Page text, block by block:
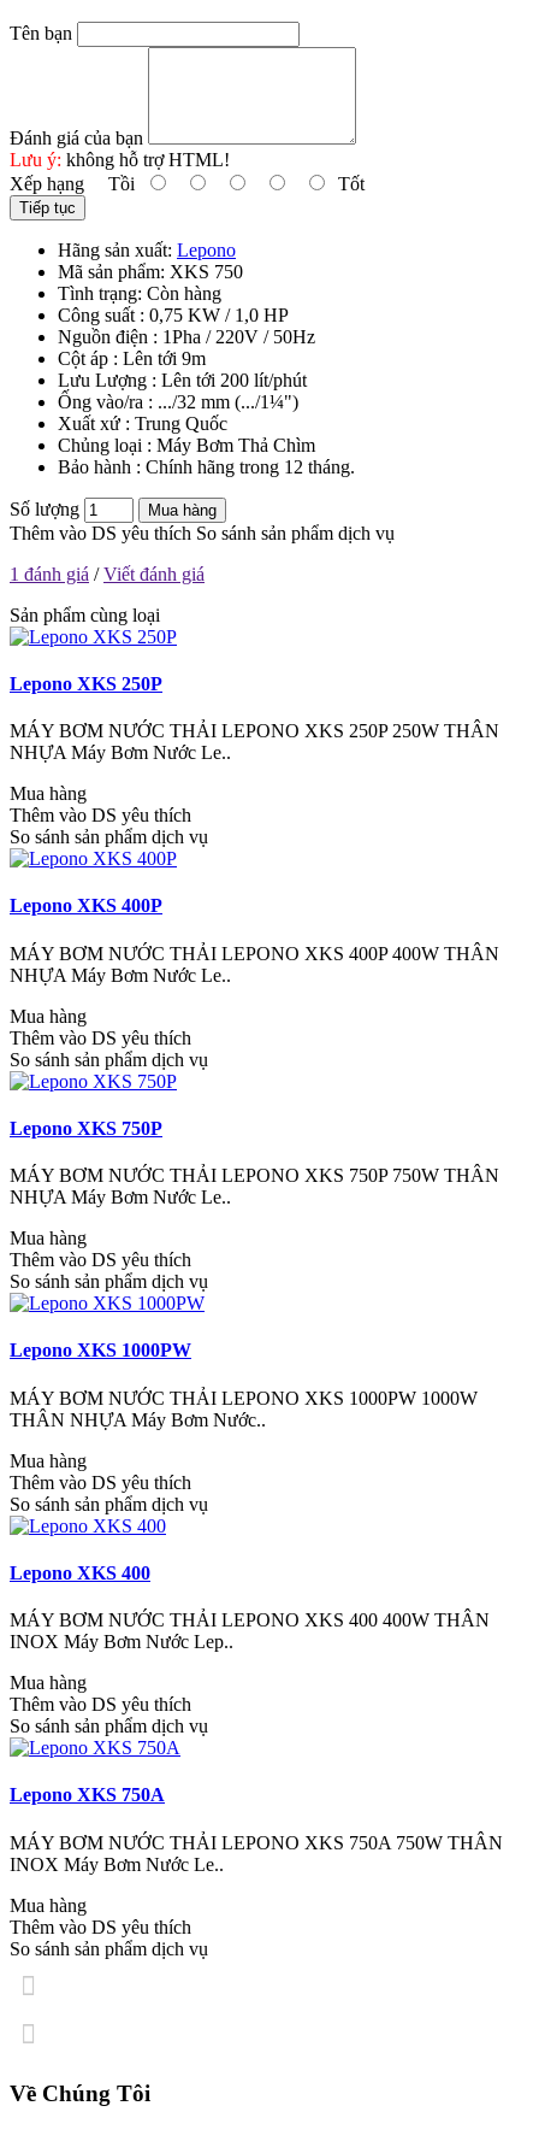
Tên bạn
Đánh giá của bạn
Lưu ý: không hỗ trợ HTML!
Xếp hạng Tồi Tốt
Tiếp tục
Hãng sản xuất: Lepono
Mã sản phẩm: XKS 750
Tình trạng: Còn hàng
Công suất : 0,75 KW / 1,0 HP
Nguồn điện : 1Pha / 220V / 50Hz
Cột áp : Lên tới 9m
Lưu Lượng : Lên tới 200 lít/phút
Ống vào/ra : .../32 mm (.../1¼")
Xuất xứ : Trung Quốc
Chủng loại : Máy Bơm Thả Chìm
Bảo hành : Chính hãng trong 12 tháng.
Số lượng Mua hàng
Thêm vào DS yêu thích So sánh sản phẩm dịch vụ
1 đánh giá /Viết đánh giá
Sản phẩm cùng loại
Lepono XKS 250P
MÁY BƠM NƯỚC THẢI LEPONO XKS 250P 250W THÂN
NHỰA Máy Bơm Nước Le..
Mua hàng
Thêm vào DS yêu thích
So sánh sản phẩm dịch vụ
Lepono XKS 400P
MÁY BƠM NƯỚC THẢI LEPONO XKS 400P 400W THÂN
NHỰA Máy Bơm Nước Le..
Mua hàng
Thêm vào DS yêu thích
So sánh sản phẩm dịch vụ
Lepono XKS 750P
MÁY BƠM NƯỚC THẢI LEPONO XKS 750P 750W THÂN
NHỰA Máy Bơm Nước Le..
Mua hàng
Thêm vào DS yêu thích
So sánh sản phẩm dịch vụ
Lepono XKS 1000PW
MÁY BƠM NƯỚC THẢI LEPONO XKS 1000PW 1000W
THÂN NHỰA Máy Bơm Nước..
Mua hàng
Thêm vào DS yêu thích
So sánh sản phẩm dịch vụ
Lepono XKS 400
MÁY BƠM NƯỚC THẢI LEPONO XKS 400 400W THÂN
INOX Máy Bơm Nước Lep..
Mua hàng
Thêm vào DS yêu thích
So sánh sản phẩm dịch vụ
Lepono XKS 750A
MÁY BƠM NƯỚC THẢI LEPONO XKS 750A 750W THÂN
INOX Máy Bơm Nước Le..
Mua hàng
Thêm vào DS yêu thích
So sánh sản phẩm dịch vụ
Về Chúng Tôi